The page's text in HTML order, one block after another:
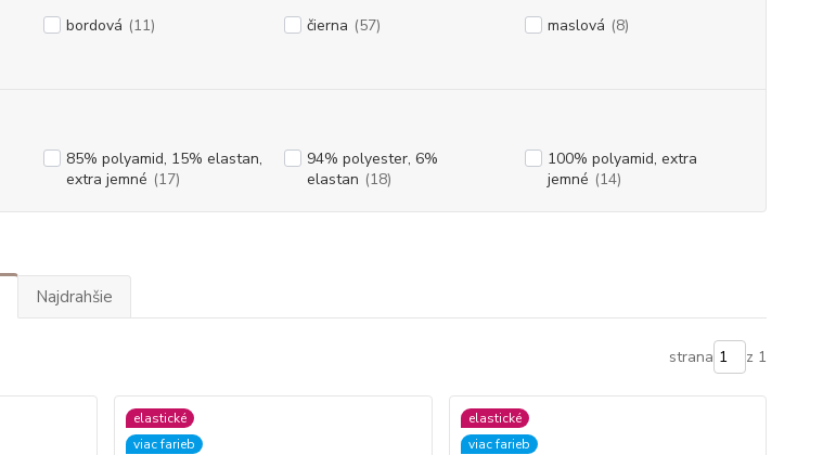
bordová (11) čierna (57) maslová (8)
85% polyamid, 15% elastan,
extra jemné (17)
94% polyester, 6%
elastan (18)
100% polyamid, extra
jemné (14)
Najdrahšie
strana z 1
elastické
viac farieb
elastické
viac farieb